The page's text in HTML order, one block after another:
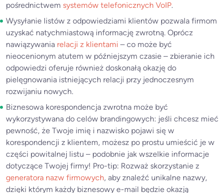
pośrednictwem systemów telefonicznych VoIP.
Wysyłanie listów z odpowiedziami klientów pozwala firmom
uzyskać natychmiastową informację zwrotną. Oprócz
nawiązywania relacji z klientami – co może być
nieocenionym atutem w późniejszym czasie – zbieranie ich
odpowiedzi oferuje również doskonałą okazję do
pielęgnowania istniejących relacji przy jednoczesnym
rozwijaniu nowych.
Biznesowa korespondencja zwrotna może być
wykorzystywana do celów brandingowych: jeśli chcesz mieć
pewność, że Twoje imię i nazwisko pojawi się w
korespondencji z klientem, możesz po prostu umieścić je w
części powitalnej listu – podobnie jak wszelkie informacje
dotyczące Twojej firmy! Pro-tip: Rozważ skorzystanie z
generatora nazw firmowych, aby znaleźć unikalne nazwy,
dzięki którym każdy biznesowy e-mail będzie okazją